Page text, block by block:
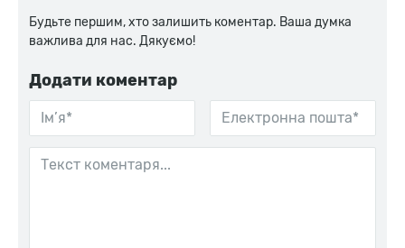
Будьте першим, хто залишить коментар. Ваша думка
важлива для нас. Дякуємо!
Додати коментар